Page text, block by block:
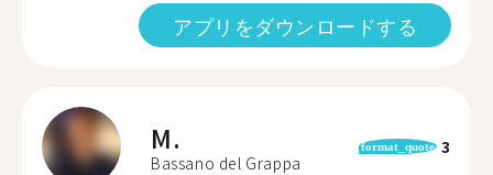
アプリをダウンロードする
M.
Bassano del Grappa
format_quote 3